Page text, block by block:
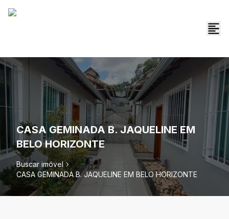
CASA GEMINADA B. JAQUELINE EM
BELO HORIZONTE
Buscar imóvel
CASA GEMINADA B. JAQUELINE EM BELO HORIZONTE